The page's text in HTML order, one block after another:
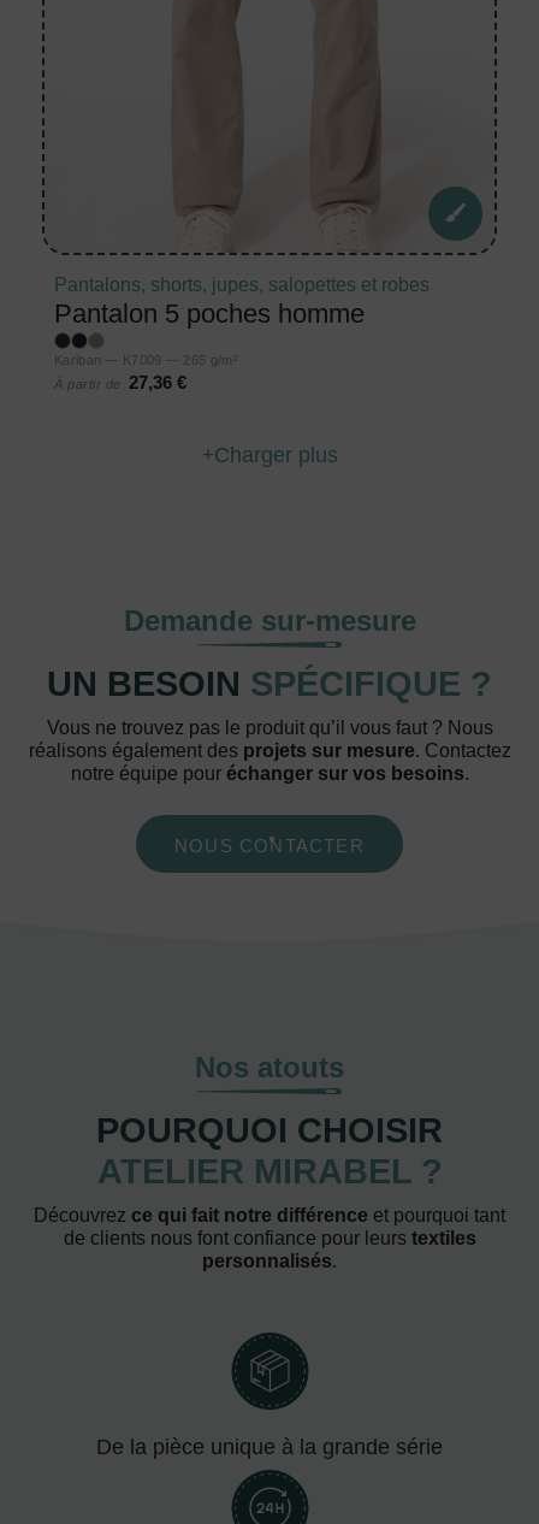
Pantalons, shorts, jupes, salopettes et robes
Pantalon 5 poches homme
Kariban — K7009 — 265 g/m²
À partir de
27,36 €
Charger plus
Demande sur-mesure
UN BESOIN SPÉCIFIQUE ?
Vous ne trouvez pas le produit qu’il vous faut ? Nous
réalisons également des projets sur mesure. Contactez
notre équipe pour échanger sur vos besoins.
NOUS CONTACTER
Nos atouts
POURQUOI CHOISIR
ATELIER MIRABEL ?
Découvrez ce qui fait notre différence et pourquoi tant
de clients nous font confiance pour leurs textiles
personnalisés.
De la pièce unique à la grande série